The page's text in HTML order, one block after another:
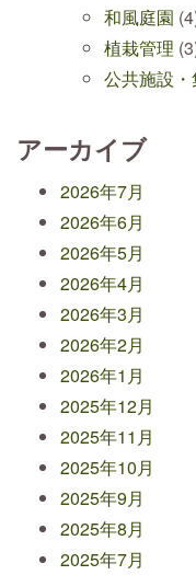
和風庭園
植栽管理
公共施設
アーカイブ
2026年7月
2026年6月
2026年5月
2026年4月
2026年3月
2026年2月
2026年1月
2025年12月
2025年11月
2025年10月
2025年9月
2025年8月
2025年7月